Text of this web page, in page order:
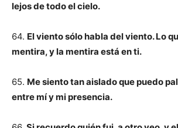
lejos de todo el cielo.
64. El viento sólo habla del viento. Lo
mentira, y la mentira está en ti.
65. Me siento tan aislado que puedo
entre mí y mi presencia.